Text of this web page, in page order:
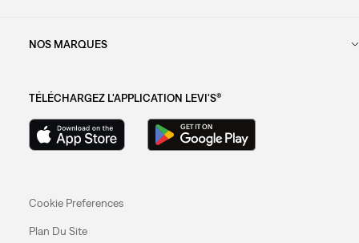
NOS MARQUES
TÉLÉCHARGEZ L'APPLICATION LEVI'S®
Cookie Preferences
Plan Du Site